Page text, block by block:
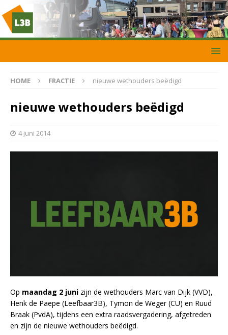
HOME FRACTIE nieuwe wethouders beëdigd
nieuwe wethouders beëdigd
4 juni 2014
Op maandag 2 juni zijn de wethouders Marc van Dijk (VVD),
Henk de Paepe (Leefbaar3B), Tymon de Weger (CU) en Ruud
Braak (PvdA), tijdens een extra raadsvergadering, afgetreden
en zijn de nieuwe wethouders beëdigd.